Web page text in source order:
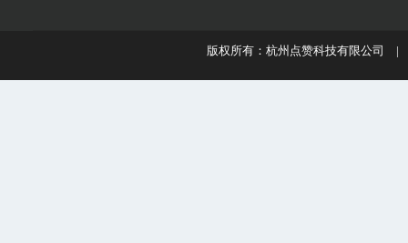
版权所有：杭州点赞科技有限公司